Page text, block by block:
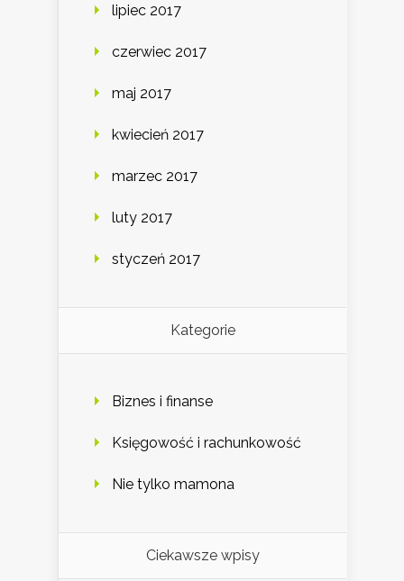
lipiec 2017
czerwiec 2017
maj 2017
kwiecień 2017
marzec 2017
luty 2017
styczeń 2017
Kategorie
Biznes i finanse
Księgowość i rachunkowość
Nie tylko mamona
Ciekawsze wpisy